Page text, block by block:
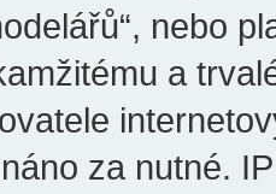
nebo
a
za nutné.